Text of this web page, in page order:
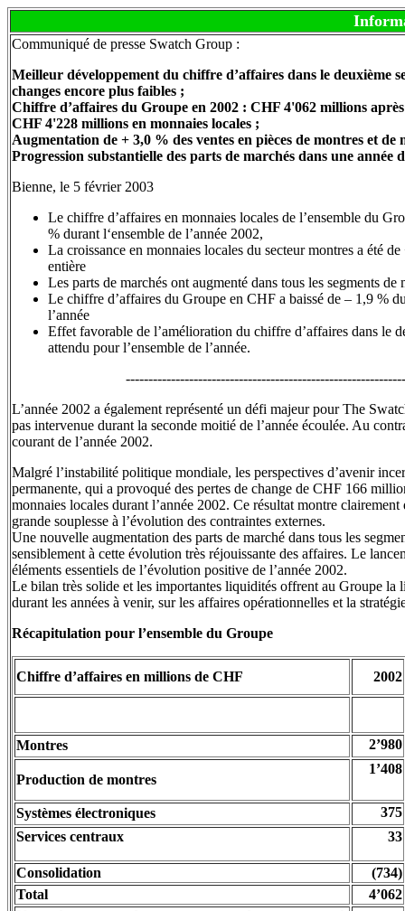
Communiqué de presse Swatch Group :
Meilleur développement du chiffre d’affaires dans le deuxième
changes encore plus faibles ;
Chiffre d’affaires du Groupe en 2002 : CHF 4'062 millions
CHF 4'228 millions en monnaies locales ;
Augmentation de + 3,0 % des ventes en pièces de montres et de
Progression substantielle des parts de marchés dans une année
Bienne, le 5 février 2003
Le chiffre d’affaires en monnaies locales de l’ensemble du
% durant l‘ensemble de l’année 2002,
La croissance en monnaies locales du secteur montres a été
entière
Les parts de marchés ont augmenté dans tous les segments de
Le chiffre d’affaires du Groupe en CHF a baissé de – 1,9 %
l’année
Effet favorable de l’amélioration du chiffre d’affaires dans le
attendu pour l’ensemble de l’année.
L’année 2002 a également représenté un défi majeur pour The
pas intervenue durant la seconde moitié de l’année écoulée. Au
courant de l’année 2002.
Malgré l’instabilité politique mondiale, les perspectives d’avenir
permanente, qui a provoqué des pertes de change de CHF 166
monnaies locales durant l’année 2002. Ce résultat montre
grande souplesse à l’évolution des contraintes externes.
Une nouvelle augmentation des parts de marché dans tous les
sensiblement à cette évolution très réjouissante des affaires. Le
éléments essentiels de l’évolution positive de l’année 2002.
Le bilan très solide et les importantes liquidités offrent au Groupe la
durant les années à venir, sur les affaires opérationnelles et la
Récapitulation pour l’ensemble du Groupe
Chiffre d’affaires en millions de CHF 2002
Montres 2’980
Production de montres
1’408
Systèmes électroniques
375
Services centraux
33
Consolidation
(734)
Total
4’062